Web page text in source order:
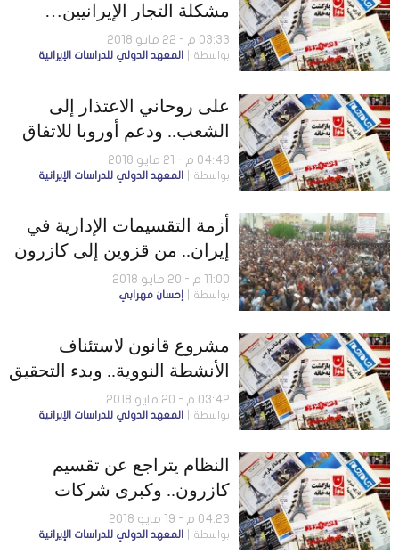
مشكلة التجار الإيرانيين…
ونازنين زاغري تواجه اتهامات
جديدة
03:33 م - 22 مايو 2018
بواسطة المعهد الدولي للدراسات الإيرانية
على روحاني الاعتذار إلى
الشعب.. ودعم أوروبا للاتفاق
النووي لا يكفي
04:48 م - 21 مايو 2018
بواسطة المعهد الدولي للدراسات الإيرانية
أزمة التقسيمات الإدارية في
إيران.. من قزوين إلى كازرون
11:00 م - 20 مايو 2018
بواسطة إحسان مهرابي
مشروع قانون لاستئناف
الأنشطة النووية.. وبدء التحقيق
في ملفّ الدراويش
03:42 م - 20 مايو 2018
بواسطة المعهد الدولي للدراسات الإيرانية
النظام يتراجع عن تقسيم
كازرون.. وكبرى شركات
الشحن العالمية توقف
أنشطتها في إيران
04:23 م - 19 مايو 2018
بواسطة المعهد الدولي للدراسات الإيرانية